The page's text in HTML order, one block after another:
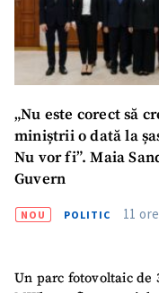
„Nu este corect să
miniștrii o dată la
Nu vor fi”. Maia
Guvern
NOU POLITIC 11
Un parc fotovoltaic de
Fotografie
+ Încarcă
Link media
+ Link